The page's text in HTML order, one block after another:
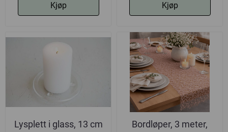
Kjøp Kjøp
Lysplett i glass, 13 cm
Bordløper, 3 meter,